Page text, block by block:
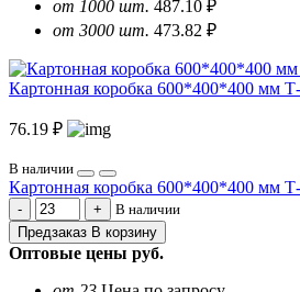
от 1000 шт. 487.10 ₽
от 3000 шт. 473.82 ₽
Картонная коробка 600*400*400 мм
76.19 ₽
В наличии
Картонная коробка 600*400*400 мм
В наличии
Предзаказ В корзину
Оптовые цены руб.